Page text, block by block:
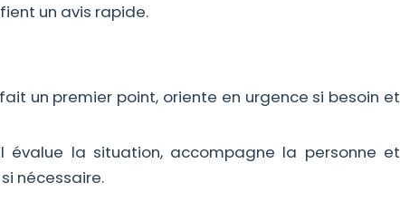
un avis rapide.
un premier point, oriente en urgence si besoin et
la situation, accompagne la personne et
nécessaire.